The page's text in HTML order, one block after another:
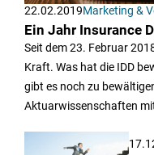
22.02.2019Marketing &
Ein Jahr Insurance
Seit dem 23. Februar
Kraft. Was hat die IDD
gibt es noch zu
Aktuarwissenschaften